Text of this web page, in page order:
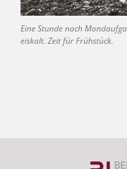
Eine Stunde nach
eiskalt. Zeit für Frühstück.